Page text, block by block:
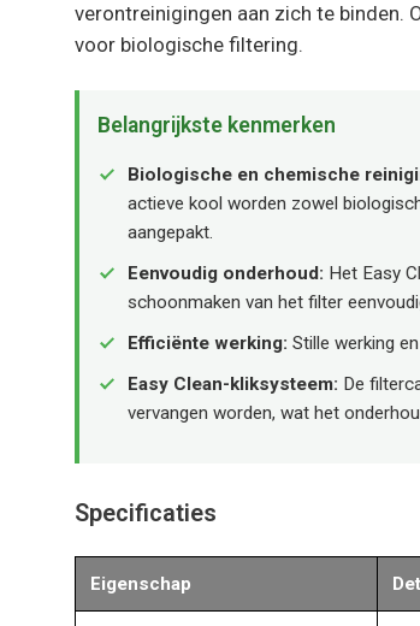
verontreinigingen aan zich te binden.
voor biologische filtering.
Belangrijkste kenmerken
Biologische en chemische
actieve kool worden zowel
aangepakt.
Eenvoudig onderhoud: Het Easy
schoonmaken van het filter
Efficiënte werking: Stille werking
Easy Clean-kliksysteem: De
vervangen worden, wat het
Specificaties
Eigenschap